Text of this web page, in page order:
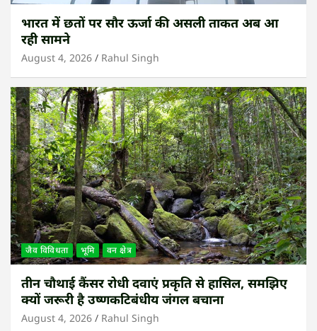
भारत में छतों पर सौर ऊर्जा की असली ताकत अब आ
रही सामने
August 4, 2026 Rahul Singh
जैव विविधता भूमि वन क्षेत्र
तीन चौथाई कैंसर रोधी दवाएं प्रकृति से हासिल, समझिए
क्यों जरूरी है उष्णकटिबंधीय जंगल बचाना
August 4, 2026 Rahul Singh